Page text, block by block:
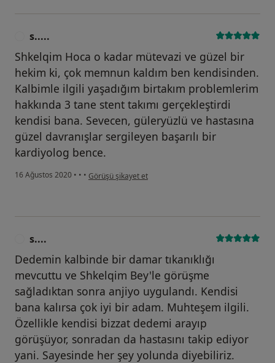
s.....
Shkelqim Hoca o kadar mütevazi ve güzel bir
hekim ki, çok memnun kaldım ben kendisinden.
Kalbimle ilgili yaşadığım birtakım problemlerim
hakkında 3 tane stent takımı gerçekleştirdi
kendisi bana. Sevecen, güleryüzlü ve hastasına
güzel davranışlar sergileyen başarılı bir
kardiyolog bence.
16 Ağustos 2020 • • • kullanıcının görüşüne göre s.....
Görüşü şikayet et
s....
Dedemin kalbinde bir damar tıkanıklığı
mevcuttu ve Shkelqim Bey'le görüşme
sağladıktan sonra anjiyo uygulandı. Kendisi
bana kalırsa çok iyi bir adam. Muhteşem ilgili.
Özellikle kendisi bizzat dedemi arayıp
görüşüyor, sonradan da hastasını takip ediyor
yani. Sayesinde her şey yolunda diyebiliriz.